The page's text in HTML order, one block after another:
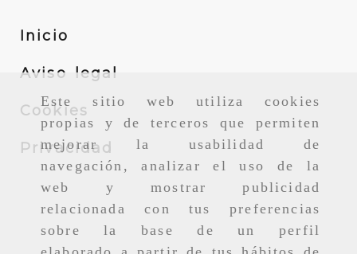
Este sitio web utiliza cookies
propias y de terceros que permiten
mejorar la usabilidad de
navegación, analizar el uso de la
web y mostrar publicidad
relacionada con tus preferencias
sobre la base de un perfil
Inicio
Aviso legal
Cookies
Privacidad